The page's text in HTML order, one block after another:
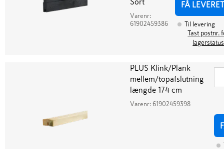
Varenr:
61902459386
FÅ LEVERET
Til levering
Tast postnr.
lagerstatus
PLUS Klink/Plank
mellem/topafslutning
længde 174 cm
Varenr: 61902459398